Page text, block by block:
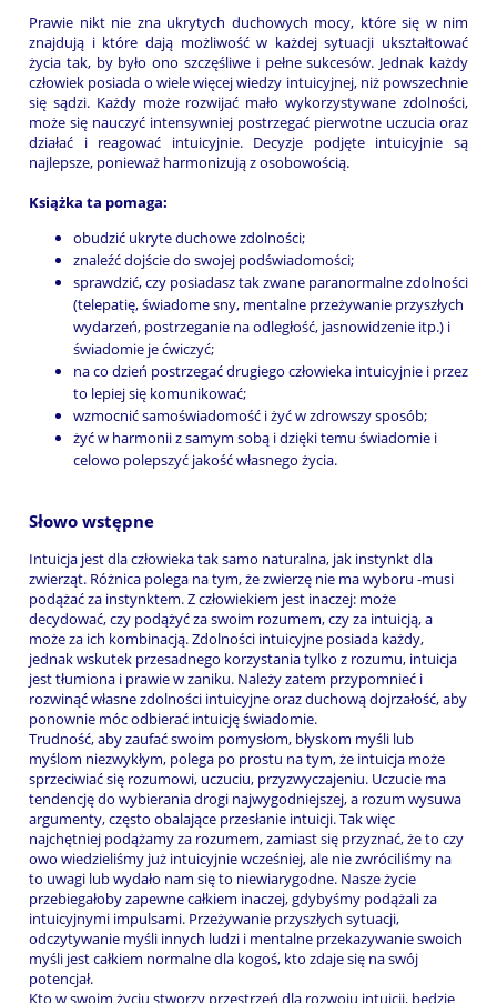
Prawie nikt nie zna ukrytych duchowych mocy, które się w nim
znajdują i które dają możliwość w każdej sytuacji ukształtować
życia tak, by było ono szczęśliwe i pełne sukcesów. Jednak każdy
człowiek posiada o wiele więcej wiedzy intuicyjnej, niż powszechnie
się sądzi. Każdy może rozwijać mało wykorzystywane zdolności,
może się nauczyć intensywniej postrzegać pierwotne uczucia oraz
działać i reagować intuicyjnie. Decyzje podjęte intuicyjnie są
najlepsze, ponieważ harmonizują z osobowością.
Książka ta pomaga:
obudzić ukryte duchowe zdolności;
znaleźć dojście do swojej podświadomości;
sprawdzić, czy posiadasz tak zwane paranormalne zdolności
(telepatię, świadome sny, mentalne przeżywanie przyszłych
wydarzeń, postrzeganie na odległość, jasnowidzenie itp.) i
świadomie je ćwiczyć;
na co dzień postrzegać drugiego człowieka intuicyjnie i przez
to lepiej się komunikować;
wzmocnić samoświadomość i żyć w zdrowszy sposób;
żyć w harmonii z samym sobą i dzięki temu świadomie i
celowo polepszyć jakość własnego życia.
Słowo wstępne
Intuicja jest dla człowieka tak samo naturalna, jak instynkt dla
zwierząt. Różnica polega na tym, że zwierzę nie ma wyboru -musi
podążać za instynktem. Z człowiekiem jest inaczej: może
decydować, czy podążyć za swoim rozumem, czy za intuicją, a
może za ich kombinacją. Zdolności intuicyjne posiada każdy,
jednak wskutek przesadnego korzystania tylko z rozumu, intuicja
jest tłumiona i prawie w zaniku. Należy zatem przypomnieć i
rozwinąć własne zdolności intuicyjne oraz duchową dojrzałość, aby
ponownie móc odbierać intuicję świadomie.
Trudność, aby zaufać swoim pomysłom, błyskom myśli lub
myślom niezwykłym, polega po prostu na tym, że intuicja może
sprzeciwiać się rozumowi, uczuciu, przyzwyczajeniu. Uczucie ma
tendencję do wybierania drogi najwygodniejszej, a rozum wysuwa
argumenty, często obalające przesłanie intuicji. Tak więc
najchętniej podążamy za rozumem, zamiast się przyznać, że to czy
owo wiedzieliśmy już intuicyjnie wcześniej, ale nie zwróciliśmy na
to uwagi lub wydało nam się to niewiarygodne. Nasze życie
przebiegałoby zapewne całkiem inaczej, gdybyśmy podążali za
intuicyjnymi impulsami. Przeżywanie przyszłych sytuacji,
odczytywanie myśli innych ludzi i mentalne przekazywanie swoich
myśli jest całkiem normalne dla kogoś, kto zdaje się na swój
potencjał.
Kto w swoim życiu stworzy przestrzeń dla rozwoju intuicji, będzie